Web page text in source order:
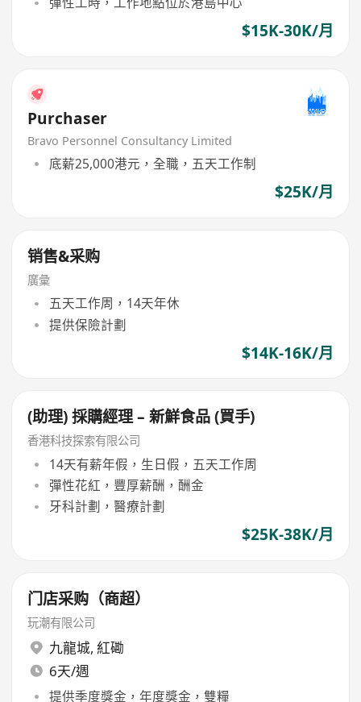
$15K-30K/月
Purchaser
Bravo Personnel Consultancy Limited
底薪25,000港元，全職，五天工作制
$25K/月
销售&采购
廣彙
五天工作周，14天年休
提供保險計劃
$14K-16K/月
(助理) 採購經理 – 新鮮食品 (買手)
香港科技探索有限公司
14天有薪年假，生日假，五天工作周
彈性花紅，豐厚薪酬，酬金
牙科計劃，醫療計劃
$25K-38K/月
门店采购（商超）
玩潮有限公司
九龍城, 紅磡
6天/週
提供季度獎金，年度獎金，雙糧